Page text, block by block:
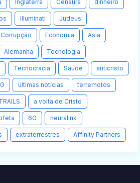
Inglaterra Censura dinheiro
illuminati Judeus
Corrupção Economia Ásia
Alemanha Tecnologia
Tecnocracia Saúde anticristo
últimas notícias terremotos
a volta de Cristo
6G neuralink
extraterrestres Affinity Partners